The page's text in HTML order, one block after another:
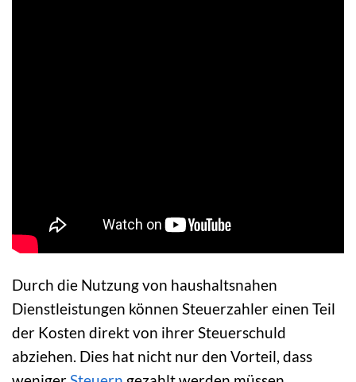
Durch die Nutzung von haushaltsnahen
Dienstleistungen können Steuerzahler einen Teil
der Kosten direkt von ihrer Steuerschuld
abziehen. Dies hat nicht nur den Vorteil, dass